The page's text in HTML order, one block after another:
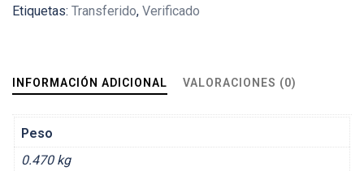
Etiquetas: Transferido, Verificado
INFORMACIÓN ADICIONAL VALORACIONES (0)
Peso
0.470 kg